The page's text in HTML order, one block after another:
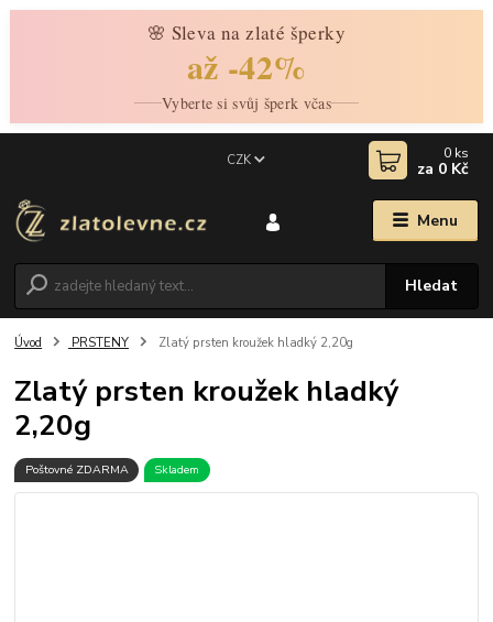
🌸 Sleva na zlaté šperky
až -42%
Vyberte si svůj šperk včas
Menu
CZK
Hledat
0 ks
za 0 Kč
Úvod PRSTENY Zlatý prsten kroužek hladký 2,20g
Zlatý prsten kroužek hladký
2,20g
Poštovné ZDARMA Skladem